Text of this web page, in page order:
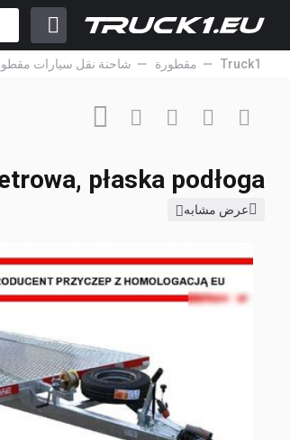
Truck1 مقطورة شاحنة نقل سيارات
płaska podłoga
płaska podłoga
عرض مشابه